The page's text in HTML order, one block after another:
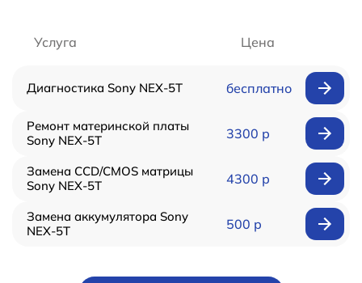
Услуга Цена
Диагностика Sony NEX-5T бесплатно
Ремонт материнской платы
Sony NEX-5T
3300 р
Замена CCD/CMOS матрицы
Sony NEX-5T
4300 р
Замена аккумулятора Sony
NEX-5T
500 р